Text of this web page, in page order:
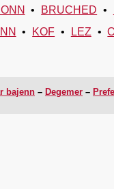
BRUCHED
KOF LEZ
bajenn Degemer